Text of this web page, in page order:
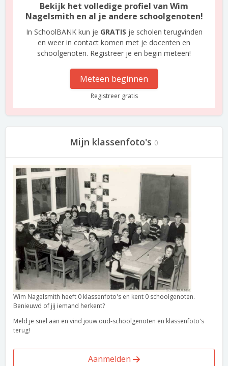
Bekijk het volledige profiel van Wim
Nagelsmith en al je andere schoolgenoten!
In SchoolBANK kun je GRATIS je scholen terugvinden
en weer in contact komen met je docenten en
schoolgenoten. Registreer je en begin meteen!
Meteen beginnen
Registreer gratis
Mijn klassenfoto's 0
Wim Nagelsmith heeft 0 klassenfoto's en kent 0 schoolgenoten.
Benieuwd of jij iemand herkent?
Meld je snel aan en vind jouw oud-schoolgenoten en klassenfoto's
terug!
Aanmelden